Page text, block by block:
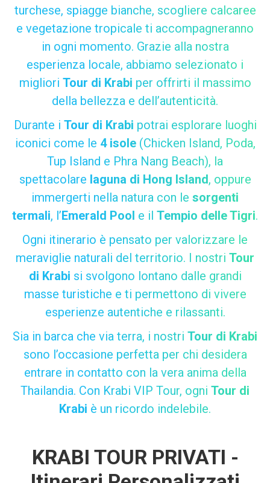
turchese, spiagge bianche, scogliere calcaree
e vegetazione tropicale ti accompagneranno
in ogni momento. Grazie alla nostra
esperienza locale, abbiamo selezionato i
migliori Tour di Krabi per offrirti il massimo
della bellezza e dell’autenticità.
Durante i Tour di Krabi potrai esplorare luoghi
iconici come le 4 isole(Chicken Island, Poda,
Tup Island e Phra Nang Beach), la
spettacolare laguna di Hong Island, oppure
immergerti nella natura con le sorgenti
termali, l’Emerald Pool e il Tempio delle Tigri.
Ogni itinerario è pensato per valorizzare le
meraviglie naturali del territorio. I nostri Tour
di Krabi si svolgono lontano dalle grandi
masse turistiche e ti permettono di vivere
esperienze autentiche e rilassanti.
Sia in barca che via terra, i nostri Tour di Krabi
sono l’occasione perfetta per chi desidera
entrare in contatto con la vera anima della
Thailandia. Con Krabi VIP Tour, ogni Tour di
Krabi è un ricordo indelebile.
KRABI TOUR PRIVATI -